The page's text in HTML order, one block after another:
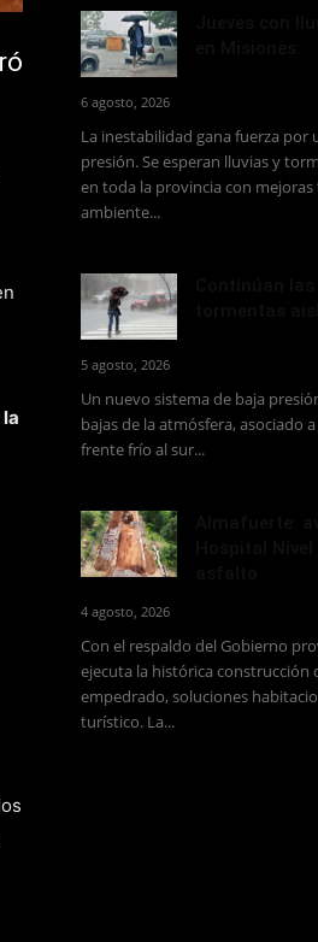
6 agosto, 2026
La inestabilidad gana fuerza por
presión. Se esperan lluvias y
en toda la provincia con
ambiente...
5 agosto, 2026
Un nuevo sistema de baja
bajas de la atmósfera, asociado
frente frío al sur...
4 agosto, 2026
Con el respaldo del Gobierno
ejecuta la histórica construcción
empedrado, soluciones
turístico. La...